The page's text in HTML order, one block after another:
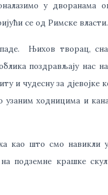
у дворанама
се од Римске власти.
Њихов творац,
поздрављају нас
и чудесну за дјевојке
ходницима и
као што смо навикли
подземне крашке